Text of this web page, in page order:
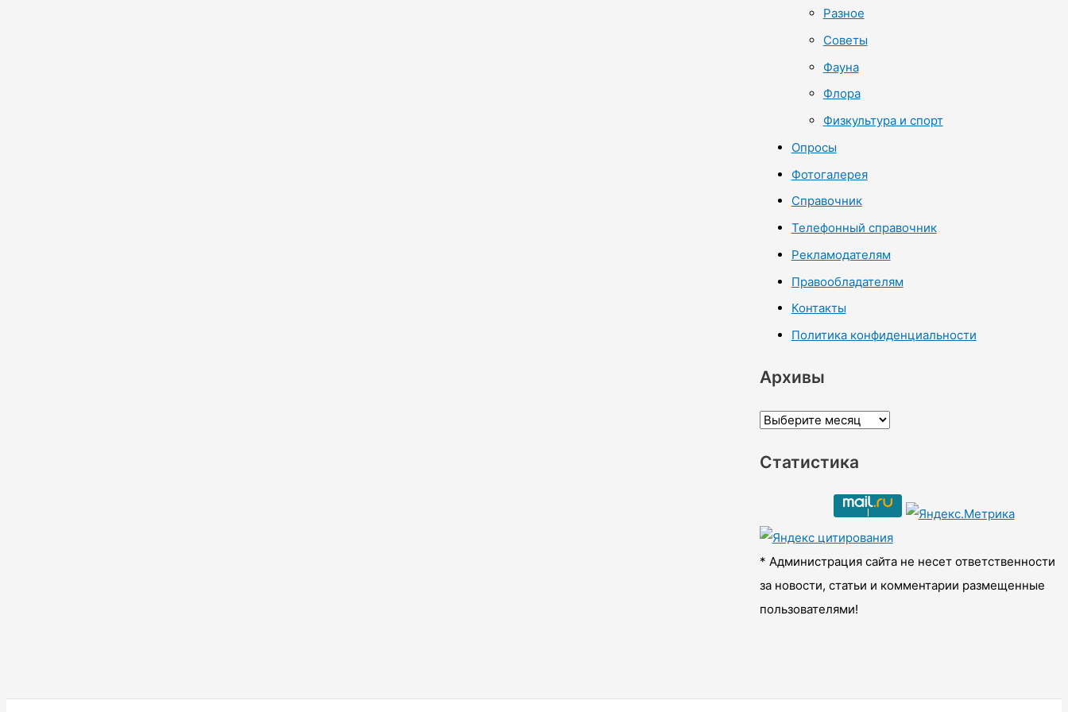
Разное
Советы
Фауна
Флора
Физкультура и спорт
Опросы
Фотогалерея
Справочник
Телефонный справочник
Рекламодателям
Правообладателям
Контакты
Политика конфиденциальности
Архивы
А
х
ы
Статистика
* Администрация сайта не несет ответственности
за новости, статьи и комментарии размещенные
пользователями!